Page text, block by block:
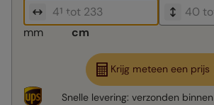
mm cm
Krijg meteen een prijs
Snelle levering: verzonden binnen